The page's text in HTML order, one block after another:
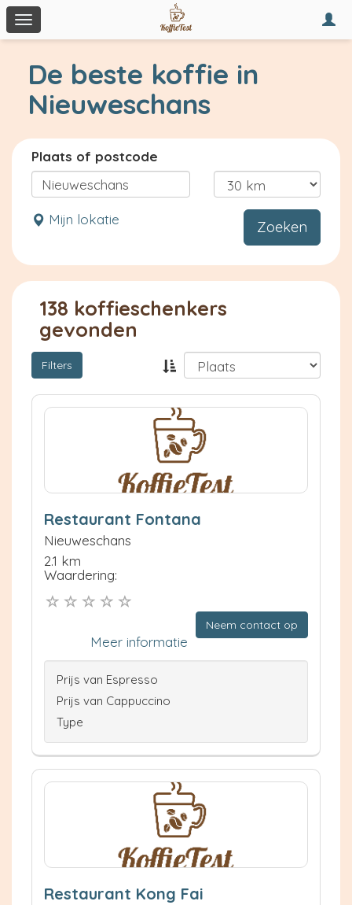
Toggle
navigation
De beste koffie in
Nieuweschans
Plaats of postcode
Mijn lokatie Zoeken
138 koffieschenkers
gevonden
Filters
Restaurant Fontana
Nieuweschans
2.1 km
Waardering:
Neem contact op
Meer informatie
Prijs van Espresso
Prijs van Cappuccino
Type
Restaurant Kong Fai